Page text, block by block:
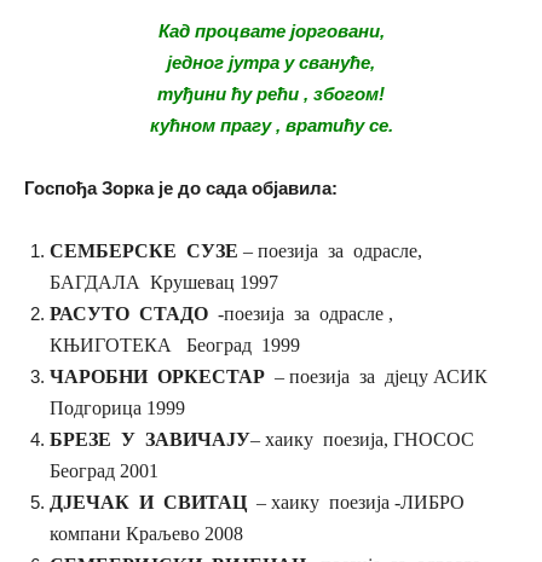
Кад процвате јорговани,
једног јутра у свануће,
туђини ћу рећи , збогом!
кућном прагу , вратићу се.
Госпођа Зорка је до сада објавила:
СЕМБЕРСКЕ СУЗЕ – поезија за одрасле,
БАГДАЛА Крушевац 1997
РАСУТО СТАДО -поезија за одрасле ,
КЊИГОТЕКА Београд 1999
ЧАРОБНИ ОРКЕСТАР – поезија за дјецу АСИК
Подгорица 1999
БРЕЗЕ У ЗАВИЧАЈУ– хаику поезија, ГНОСОС
Београд 2001
ДЈЕЧАК И СВИТАЦ – хаику поезија -ЛИБРО
компани Краљево 2008